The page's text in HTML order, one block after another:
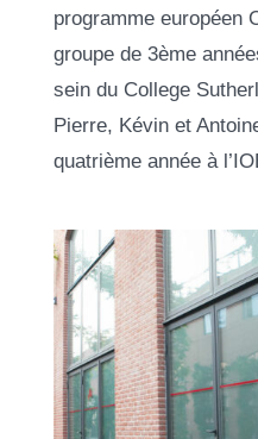
programme européen
groupe de 3ème
sein du College
Pierre, Kévin et
quatrième année à